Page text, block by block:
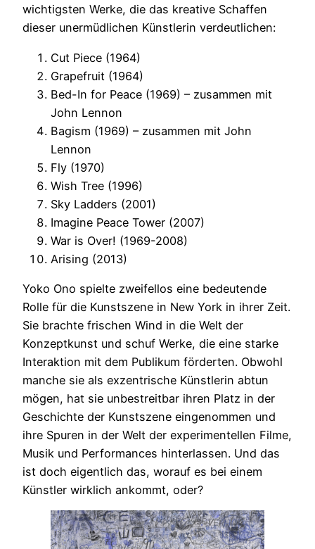
wichtigsten Werke, die das kreative Schaffen
dieser unermüdlichen Künstlerin verdeutlichen:
Cut Piece (1964)
Grapefruit (1964)
Bed-In for Peace (1969) – zusammen mit
John Lennon
Bagism (1969) – zusammen mit John
Lennon
Fly (1970)
Wish Tree (1996)
Sky Ladders (2001)
Imagine Peace Tower (2007)
War is Over! (1969-2008)
Arising (2013)
Yoko Ono spielte zweifellos eine bedeutende
Rolle für die Kunstszene in New York in ihrer Zeit.
Sie brachte frischen Wind in die Welt der
Konzeptkunst und schuf Werke, die eine starke
Interaktion mit dem Publikum förderten. Obwohl
manche sie als exzentrische Künstlerin abtun
mögen, hat sie unbestreitbar ihren Platz in der
Geschichte der Kunstszene eingenommen und
ihre Spuren in der Welt der experimentellen Filme,
Musik und Performances hinterlassen. Und das
ist doch eigentlich das, worauf es bei einem
Künstler wirklich ankommt, oder?